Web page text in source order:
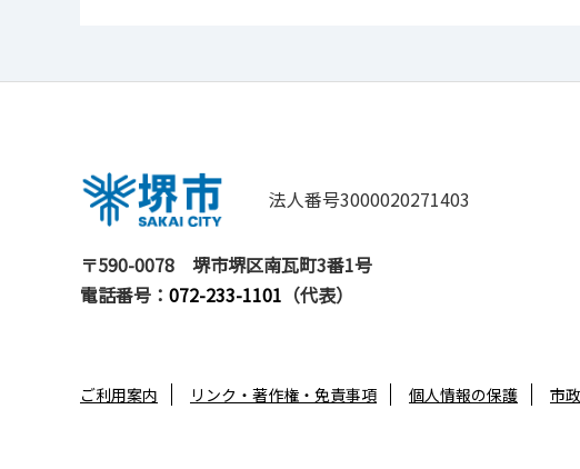
法人番号3000020271403
〒590-0078
堺市堺区南瓦町3番1号
電話番号： 072-233-1101 （代表）
ご利用案内 リンク・著作権・免責事項 個人情報の保護 市